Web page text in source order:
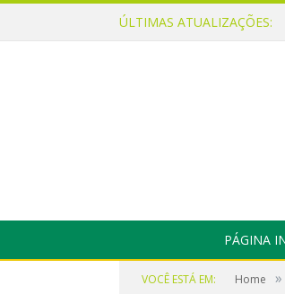
ÚLTIMAS ATUALIZAÇÕES:
PÁGINA
VOCÊ ESTÁ EM: Home »